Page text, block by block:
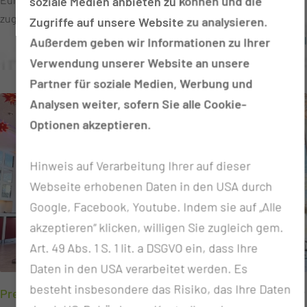
zugute und unterstützt damit ein Angebot, das jungen
Patientinnen und Patienten Freude und Abwechslung im
Kalenderausgabe der Apotheke gesammelt. Dabei baten die
Mitarbeitenden ihre Kundinnen und Kunden um eine kleine
Spende. Insgesamt wurden rund 700 Kalender verteilt. Auf diese
Weise kamen 760 Euro zusammen. Die Apotheke stockte den
Inhaberin der Apotheke am Klinikum, übergab die Spende an Frau
Dr. Holfeld (Mitte). Die Spendenübergabe am Kindertag
unterstreicht den besonderen Gedanken der Aktion: Kindern ein
Lächeln zu schenken und sie in einer herausfordernden Zeit ihres
Lebens zu unterstützen.
zum Artikel
Premiere für unseren Wunschbaum
Zugriffe auf unsere Website zu analysieren.
Außerdem geben wir Informationen zu Ihrer
Verwendung unserer Website an unsere
Partner für soziale Medien, Werbung und
Analysen weiter, sofern Sie alle Cookie-
Optionen akzeptieren.
Hinweis auf Verarbeitung Ihrer auf dieser
Webseite erhobenen Daten in den USA durch
Google, Facebook, Youtube. Indem sie auf „Alle
akzeptieren“ klicken, willigen Sie zugleich gem.
Art. 49 Abs. 1 S. 1 lit. a DSGVO ein, dass Ihre
Daten in den USA verarbeitet werden. Es
besteht insbesondere das Risiko, das Ihre Daten